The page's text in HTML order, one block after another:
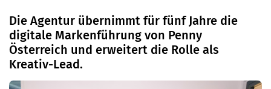
Die Agentur übernimmt für fünf Jahre die
digitale Markenführung von Penny
Österreich und erweitert die Rolle als
Kreativ-Lead.